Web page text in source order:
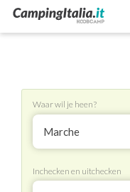
Waar wil je heen?
Marche
Inchecken en uitchecken